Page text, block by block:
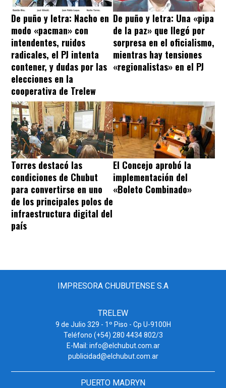
De puño y letra: Nacho en
modo «pacman» con
intendentes, ruidos
radicales, el PJ intenta
contener, y dudas por las
elecciones en la
cooperativa de Trelew
De puño y letra: Una «pipa
de la paz» que llegó por
sorpresa en el oficialismo,
mientras hay tensiones
«regionalistas» en el PJ
Torres destacó las
condiciones de Chubut
para convertirse en uno
de los principales polos de
infraestructura digital del
país
El Concejo aprobó la
implementación del
«Boleto Combinado»
IMPRESORA CHUBUTENSE S.A
TRELEW
9 de Julio 329 - 1º Piso - Cp U-9100H
Teléfono (+54) 280 4434 802/3
E-Mail: info@elchubut.com.ar
publicidad@elchubut.com.ar
PUERTO MADRYN